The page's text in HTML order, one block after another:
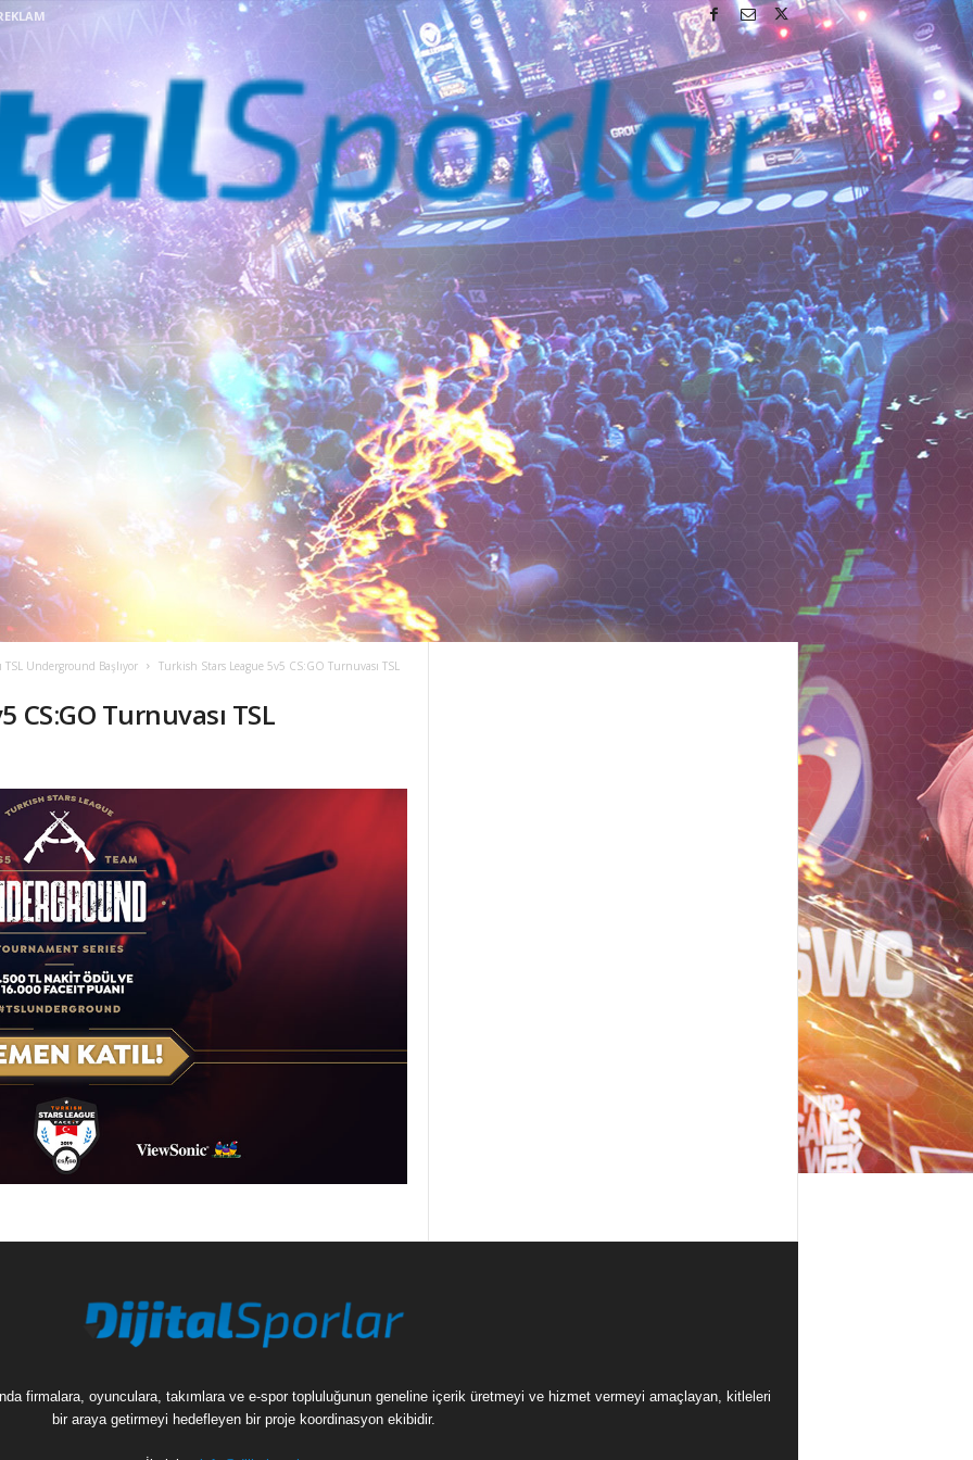
Underground Başlıyor
Turkish Stars League 5v5 CS:GO Turnuvası TSL
Turnuvası TSL
firmalara, oyunculara, takımlara ve e-spor topluluğunun geneline içerik üretmeyi ve hizmet vermeyi amaçlayan, kitleleri
bir araya getirmeyi hedefleyen bir proje koordinasyon ekibidir.